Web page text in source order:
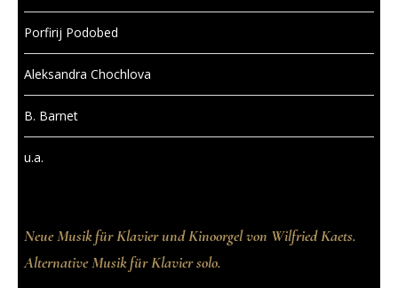
Porfirij Podobed
Aleksandra Chochlova
B. Barnet
u.a.
Neue Musik für Klavier und Kinoorgel von Wilfried Kaets.
Alternative Musik für Klavier solo.